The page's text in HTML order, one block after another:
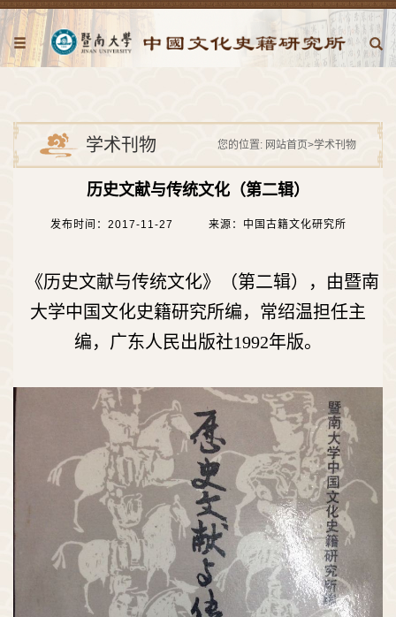
学术刊物 您的位置: 网站首页>学术刊物
历史文献与传统文化（第二辑）
发布时间：2017-11-27 来源：中国古籍文化研究所
《历史文献与传统文化》（第二辑），由暨南
大学中国文化史籍研究所编，常绍温担任主
编，广东人民出版社1992年版。